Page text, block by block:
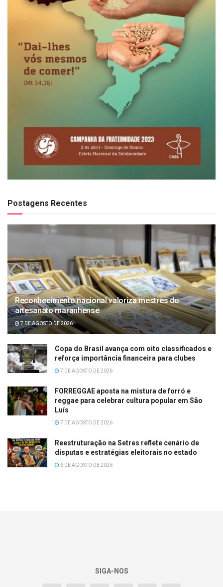
Postagens Recentes
Reconhecimento nacional valoriza mestres do
artesanato maranhense
7 DE AGOSTO DE 2026
Copa do Brasil avança com oito classificados e
reforça importância financeira para clubes
7 DE AGOSTO DE 2026
FORREGGAE aposta na mistura de forró e
reggae para celebrar cultura popular em São
Luís
7 DE AGOSTO DE 2026
Reestruturação na Setres reflete cenário de
disputas e estratégias eleitorais no estado
6 DE AGOSTO DE 2026
SIGA-NOS